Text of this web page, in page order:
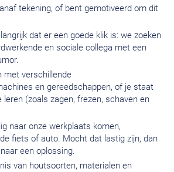
tekening, of bent gemotiveerd om dit
dat er een goede klik is: we zoeken
en sociale collega met een
met verschillende
en gereedschappen, of je staat
leren (zoals zagen, frezen, schaven en
naar onze werkplaats komen,
fiets of auto. Mocht dat lastig zijn, dan
een oplossing.
van houtsoorten, materialen en